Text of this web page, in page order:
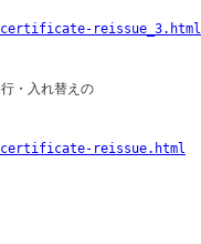
reissue_3.html
・入れ替えの
reissue.html